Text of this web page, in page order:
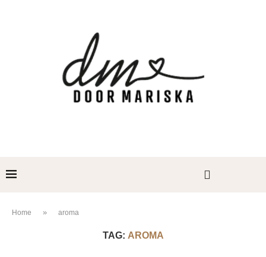
Home » aroma
TAG: AROMA